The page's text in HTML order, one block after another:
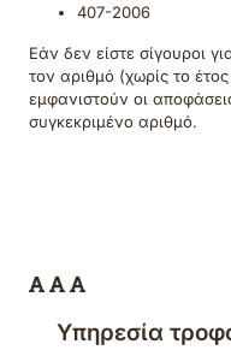
407-2006
Εάν δεν είστε σίγουροι
τον αριθμό (χωρίς το
εμφανιστούν οι
συγκεκριμένο αριθμό.
Υπηρεσία